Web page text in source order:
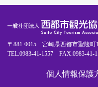
〒881-0015 宮崎県西都市聖陵町
TEL:0983-41-1557 FAX:0983-41-
個人情報保護